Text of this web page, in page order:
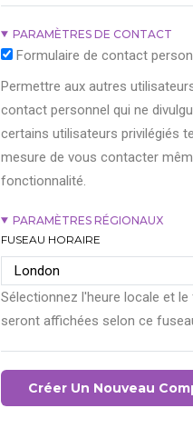
PARAMÈTRES DE CONTACT
Formulaire de contact
Permettre aux autres
contact personnel qui ne
certains utilisateurs privilégiés
mesure de vous contacter
fonctionnalité.
PARAMÈTRES RÉGIONAUX
FUSEAU HORAIRE
Sélectionnez l'heure locale et
seront affichées selon ce